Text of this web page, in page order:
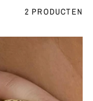
2 PRODUCTEN